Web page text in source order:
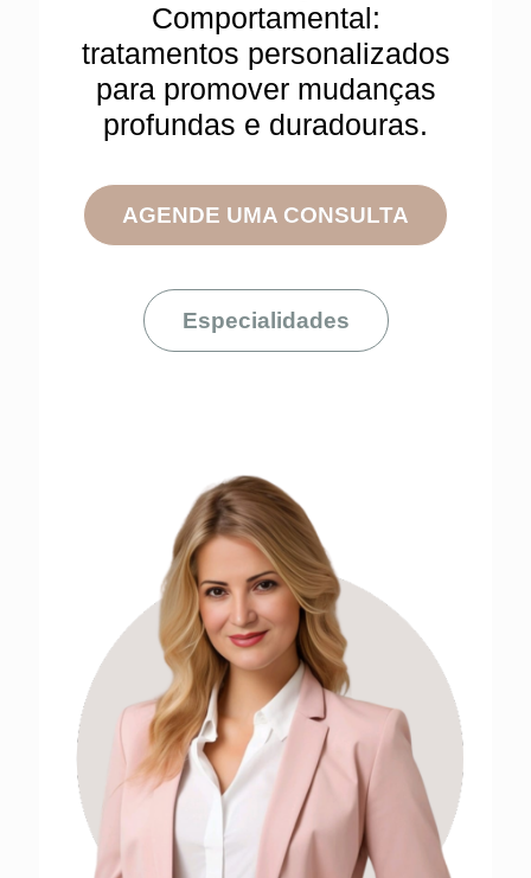
Comportamental:
tratamentos personalizados
para promover mudanças
profundas e duradouras.
AGENDE UMA CONSULTA
Especialidades